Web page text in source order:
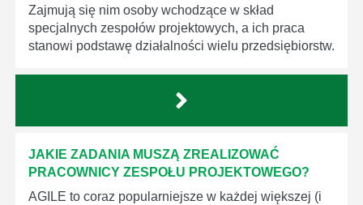
Zajmują się nim osoby wchodzące w skład
specjalnych zespołów projektowych, a ich praca
stanowi podstawę działalności wielu przedsiębiorstw.
JAKIE ZADANIA MUSZĄ ZREALIZOWAĆ
PRACOWNICY ZESPOŁU PROJEKTOWEGO?
AGILE to coraz popularniejsze w każdej większej (i